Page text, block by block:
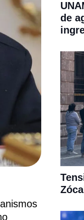
de